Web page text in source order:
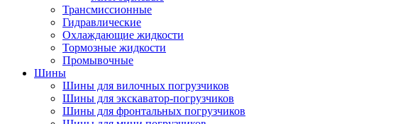
Трансмиссионные
Гидравлические
Охлаждающие жидкости
Тормозные жидкости
Промывочные
Шины
Шины для вилочных погрузчиков
Шины для экскаватор-погрузчиков
Шины для фронтальных погрузчиков